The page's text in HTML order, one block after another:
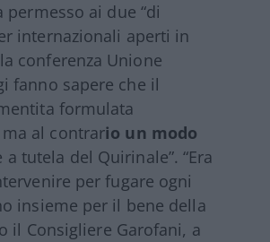
ai due “di
internazionali aperti in
conferenza Unione
fanno sapere che il
formulata
al contrario un modo
a tutela del Quirinale”. “Era
per fugare ogni
insieme per il bene della
il Consigliere Garofani, a